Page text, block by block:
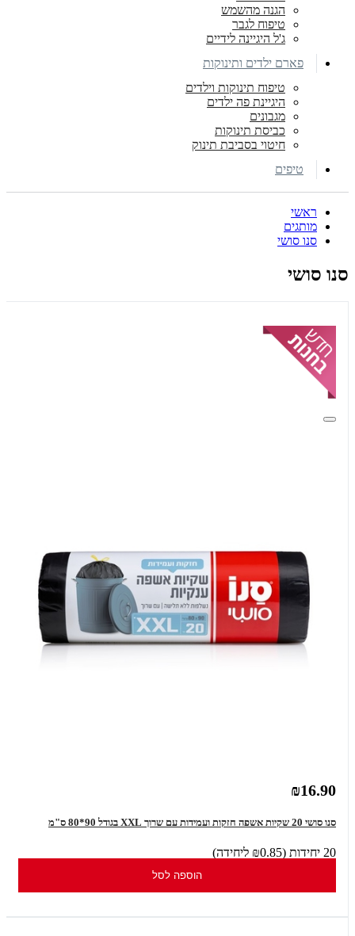
הגנה מהשמש
טיפוח לגבר
ג'ל היגיינה לידיים
פארם ילדים ותינוקות
טיפוח תינוקות וילדים
היגיינת פה ילדים
מגבונים
כביסת תינוקות
חיטוי בסביבת תינוק
טיפים
ראשי
מותגים
סנו סושי
סנו סושי
₪16.90
סנו סושי 20 שקיות אשפה חזקות ועמידות עם שרוך XXL בגודל 90*80 ס"מ
20 יחידות (₪0.85 ליחידה)
הוספה לסל